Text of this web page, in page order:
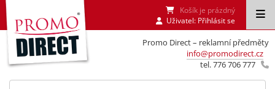
Promo Direct – reklamní předměty
info@promodirect.cz
tel. 776 706 777
Košík je prázdný
Uživatel: Přihlásit se